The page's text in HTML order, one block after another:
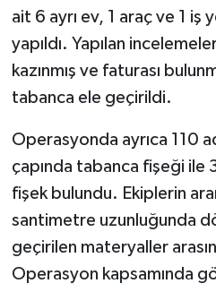
ait 6 ayrı ev, 1 araç ve 1 iş
yapıldı. Yapılan
kazınmış ve faturası
tabanca ele geçirildi.
Operasyonda ayrıca 110
çapında tabanca fişeği
fişek bulundu. Ekiplerin
santimetre uzunluğunda
geçirilen materyaller
Operasyon kapsamında
AYDIN
DENİZLİ
KÜTAHYA
MANİSA